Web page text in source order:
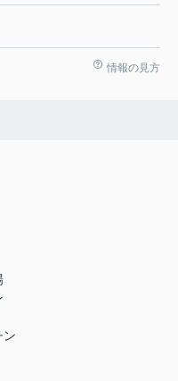
情報の見方
ン